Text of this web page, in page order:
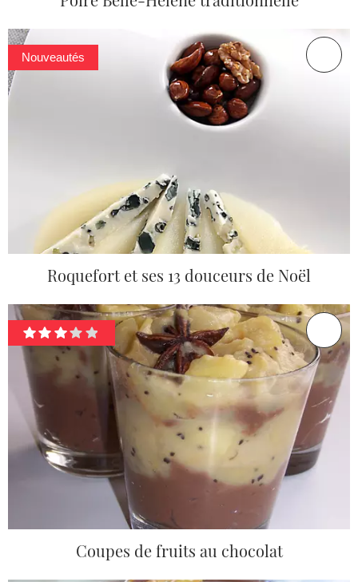
Nouveautés
Roquefort et ses 13 douceurs de Noël
Coupes de fruits au chocolat